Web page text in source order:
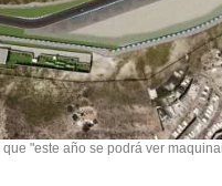
"este año se podrá ver